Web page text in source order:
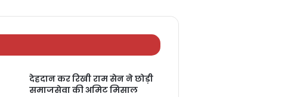
देहदान कर रिखी राम सेन ने छोड़ी
समाजसेवा की अमिट मिसाल